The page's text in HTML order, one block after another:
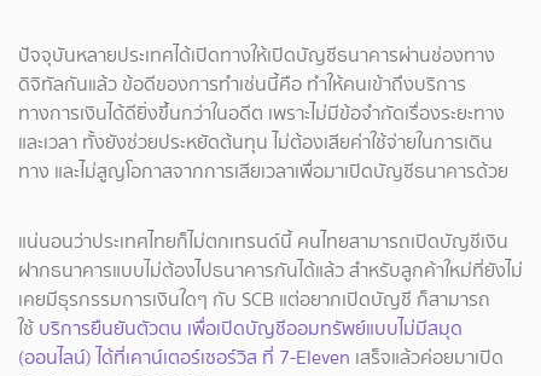
ปัจจุบันหลายประเทศได้เปิดทางให้เปิดบัญชีธนาคารผ่านช่องทาง
ดิจิทัลกันแล้ว ข้อดีของการทำเช่นนี้คือ ทำให้คนเข้าถึงบริการ
ทางการเงินได้ดียิ่งขึ้นกว่าในอดีต เพราะไม่มีข้อจำกัดเรื่องระยะทาง
และเวลา ทั้งยังช่วยประหยัดต้นทุน ไม่ต้องเสียค่าใช้จ่ายในการเดิน
ทาง และไม่สูญโอกาสจากการเสียเวลาเพื่อมาเปิดบัญชีธนาคารด้วย
แน่นอนว่าประเทศไทยก็ไม่ตกเทรนด์นี้ คนไทยสามารถเปิดบัญชีเงิน
ฝากธนาคารแบบไม่ต้องไปธนาคารกันได้แล้ว สำหรับลูกค้าใหม่ที่ยังไม่
เคยมีธุรกรรมการเงินใดๆ กับ SCB แต่อยากเปิดบัญชี ก็สามารถ
ใช้ บริการยืนยันตัวตน เพื่อเปิดบัญชีออมทรัพย์แบบไม่มีสมุด
(ออนไลน์) ได้ที่เคาน์เตอร์เซอร์วิส ที่ 7-Eleven เสร็จแล้วค่อยมาเปิด